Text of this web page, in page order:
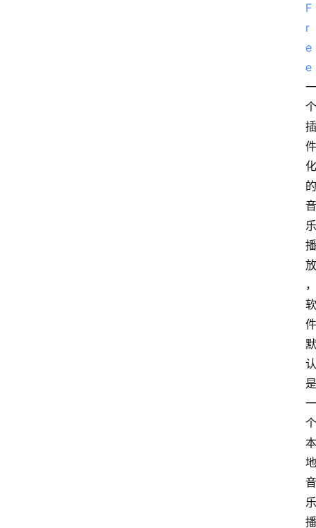
F
r
e
e
一
个
插
件
化
的
音
乐
播
放
，
软
件
默
认
是
一
个
本
地
音
乐
播